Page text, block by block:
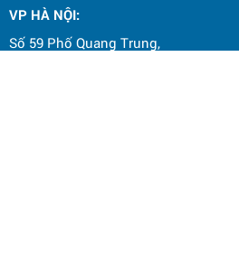
VP HÀ NỘI:
Số 59 Phố Quang Trung,